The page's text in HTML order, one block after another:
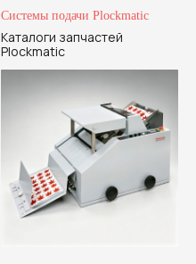
Системы подачи Plockmatic
Каталоги запчастей
Plockmatic